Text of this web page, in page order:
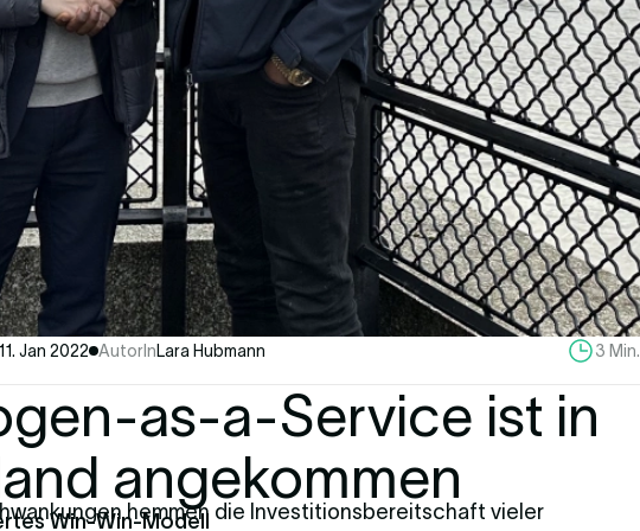
11. Jan 2022 AutorInLara Hubmann 3 Min.
as-a-Service ist in
angekommen
Win-Win-Modellhemmen die Investitionsbereitschaft vieler